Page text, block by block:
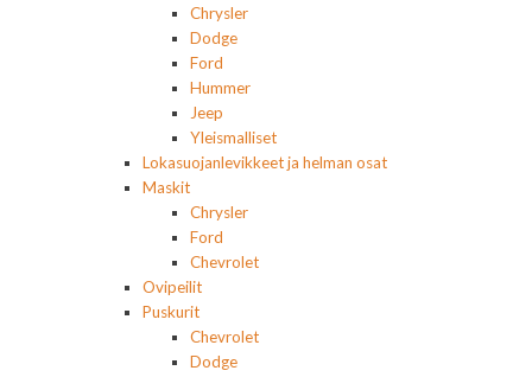
Chrysler
Dodge
Ford
Hummer
Jeep
Yleismalliset
Lokasuojanlevikkeet ja helman osat
Maskit
Chrysler
Ford
Chevrolet
Ovipeilit
Puskurit
Chevrolet
Dodge